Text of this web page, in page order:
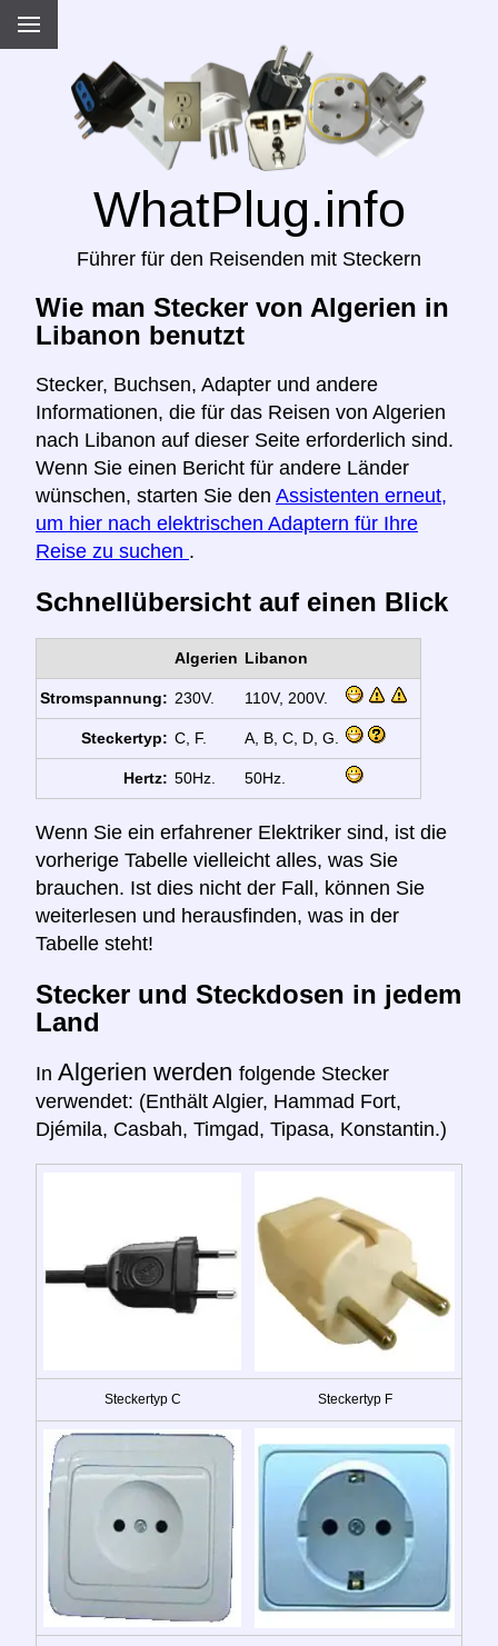
WhatPlug.info
Führer für den Reisenden mit Steckern
Wie man Stecker von Algerien in
Libanon benutzt
Stecker, Buchsen, Adapter und andere
Informationen, die für das Reisen von Algerien
nach Libanon auf dieser Seite erforderlich sind.
Wenn Sie einen Bericht für andere Länder
wünschen, starten Sie den Assistenten erneut,
um hier nach elektrischen Adaptern für Ihre
Reise zu suchen .
Schnellübersicht auf einen Blick
Algerien Libanon
Stromspannung: 230V. 110V, 200V.
Steckertyp: C, F. A, B, C, D, G.
Hertz: 50Hz. 50Hz.
Wenn Sie ein erfahrener Elektriker sind, ist die
vorherige Tabelle vielleicht alles, was Sie
brauchen. Ist dies nicht der Fall, können Sie
weiterlesen und herausfinden, was in der
Tabelle steht!
Stecker und Steckdosen in jedem
Land
In Algerien werden folgende Stecker
verwendet: (Enthält Algier, Hammad Fort,
Djémila, Casbah, Timgad, Tipasa, Konstantin.)
Steckertyp C Steckertyp F